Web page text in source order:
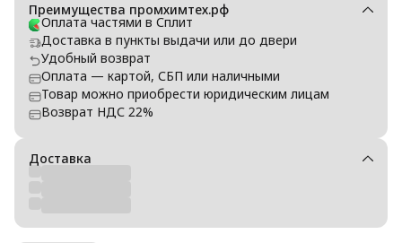
Преимущества промхимтех.рф
Оплата частями в Сплит
Доставка в пункты выдачи или до двери
Удобный возврат
Оплата — картой, СБП или наличными
Товар можно приобрести юридическим лицам
Возврат НДС 22%
Доставка